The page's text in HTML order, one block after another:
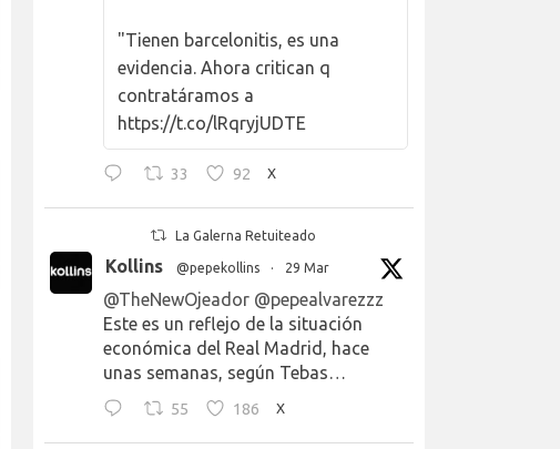
"Tienen barcelonitis, es una
evidencia. Ahora critican q
contratáramos a
https://t.co/lRqryjUDTE
33 92 X
La Galerna Retuiteado
Kollins @pepekollins · 29 Mar
@TheNewOjeador @pepealvarezzz
Este es un reflejo de la situación
económica del Real Madrid, hace
unas semanas, según Tebas…
55 186 X